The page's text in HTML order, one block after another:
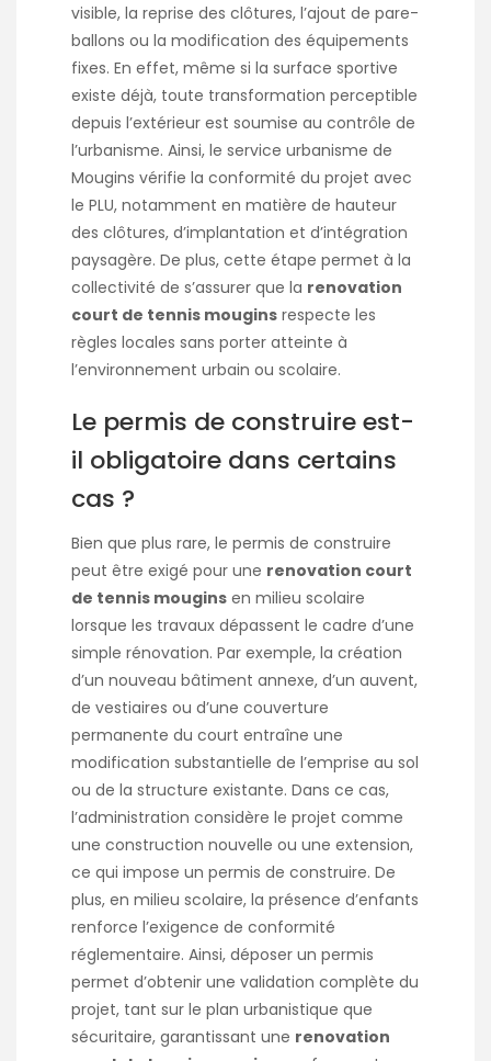
visible, la reprise des clôtures, l’ajout de pare-
ballons ou la modification des équipements
fixes. En effet, même si la surface sportive
existe déjà, toute transformation perceptible
depuis l’extérieur est soumise au contrôle de
l’urbanisme. Ainsi, le service urbanisme de
Mougins vérifie la conformité du projet avec
le PLU, notamment en matière de hauteur
des clôtures, d’implantation et d’intégration
paysagère. De plus, cette étape permet à la
collectivité de s’assurer que la renovation
court de tennis mougins respecte les
règles locales sans porter atteinte à
l’environnement urbain ou scolaire.
Le permis de construire est-
il obligatoire dans certains
cas ?
Bien que plus rare, le permis de construire
peut être exigé pour une renovation court
de tennis mougins en milieu scolaire
lorsque les travaux dépassent le cadre d’une
simple rénovation. Par exemple, la création
d’un nouveau bâtiment annexe, d’un auvent,
de vestiaires ou d’une couverture
permanente du court entraîne une
modification substantielle de l’emprise au sol
ou de la structure existante. Dans ce cas,
l’administration considère le projet comme
une construction nouvelle ou une extension,
ce qui impose un permis de construire. De
plus, en milieu scolaire, la présence d’enfants
renforce l’exigence de conformité
réglementaire. Ainsi, déposer un permis
permet d’obtenir une validation complète du
projet, tant sur le plan urbanistique que
sécuritaire, garantissant une renovation